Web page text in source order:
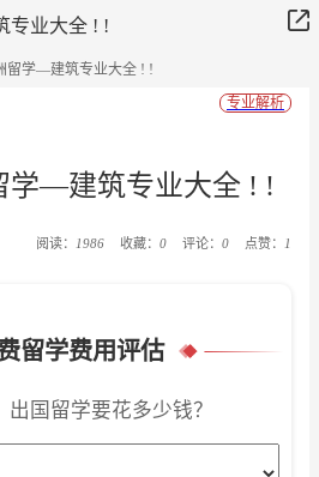
专业大全 ! !
留学—建筑专业大全 ! !
专业解析
学—建筑专业大全 ! !
阅读： 1986 收藏： 0 评论： 0 点赞： 1
留学费用评估
国留学要花多少钱？